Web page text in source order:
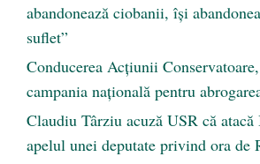
abandonează ciobanii, își
suflet”
Conducerea Acțiunii
campania națională pentru
Claudiu Târziu acuză USR că
apelul unei deputate privind ora de